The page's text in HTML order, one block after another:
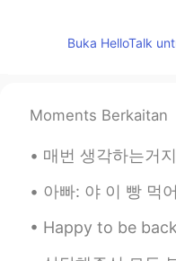
Buka HelloTalk
Moments Berkaitan
매번 생각하는거지만 말로 생계를 꾸리는 분들이 정말 존경스러워요 소설
아빠: 야 이 빵 먹어봐. 깨가 들어가있는데 맛있어. 나: 나 지금
Happy to be back on HelloTalk! I have